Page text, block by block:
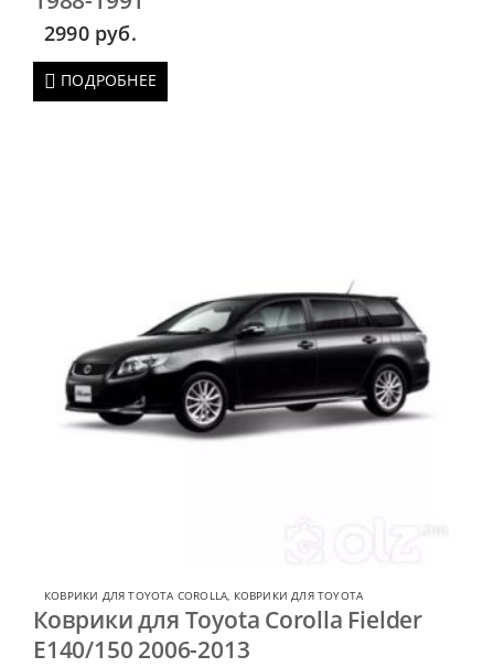
2990 руб.
ПОДРОБНЕЕ
КОВРИКИ ДЛЯ TOYOTA COROLLA, КОВРИКИ ДЛЯ TOYOTA
Коврики для Toyota Corolla Fielder
E140/150 2006-2013